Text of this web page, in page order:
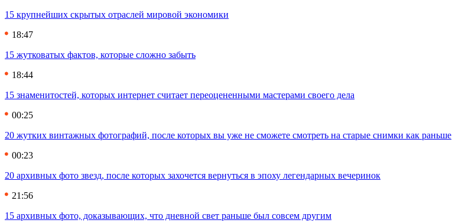
15 крупнейших скрытых отраслей мировой экономики
18:47
15 жутковатых фактов, которые сложно забыть
18:44
15 знаменитостей, которых интернет считает переоцененными мастерами своего дела
00:25
20 жутких винтажных фотографий, после которых вы уже не сможете смотреть на старые снимки как раньше
00:23
20 архивных фото звезд, после которых захочется вернуться в эпоху легендарных вечеринок
21:56
15 архивных фото, доказывающих, что дневной свет раньше был совсем другим